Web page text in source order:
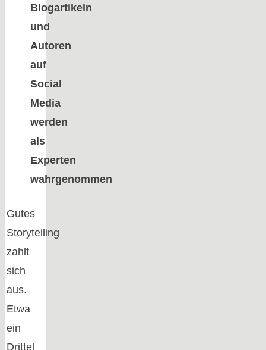
Blogartikeln
und
Autoren
auf
Social
Media
werden
als
Experten
wahrgenommen
Gutes
Storytelling
zahlt
sich
aus.
Etwa
ein
Drittel